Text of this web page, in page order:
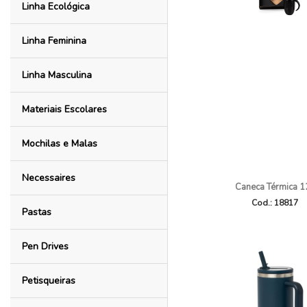
Linha Ecológica
Linha Feminina
Linha Masculina
Materiais Escolares
Mochilas e Malas
Necessaires
Pastas
Pen Drives
Petisqueiras
Caneca Térmica
Cod.: 18817